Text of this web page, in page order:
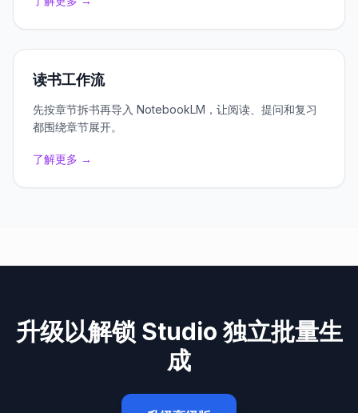
读书工作流
先按章节拆书再导入 NotebookLM，让阅读、提问和复习
都围绕章节展开。
了解更多 →
升级以解锁 Studio 独立批量生
成